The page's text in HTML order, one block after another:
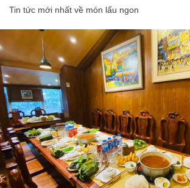
Tin tức mới nhất về món lẩu ngon